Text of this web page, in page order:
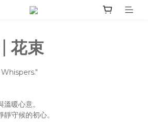
花束
暖心意。
守候的初心。